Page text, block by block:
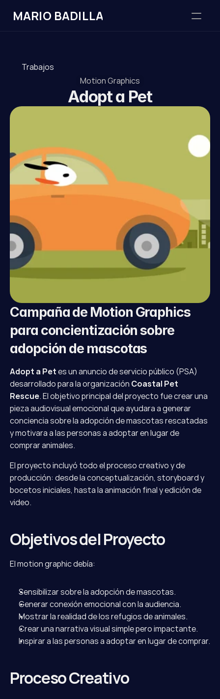
Trabajos
Motion Graphics
Adopt a Pet
Campaña de Motion Graphics
para concientización sobre
adopción de mascotas
Adopt a Pet es un anuncio de servicio público (PSA)
desarrollado para la organización Coastal Pet
Rescue. El objetivo principal del proyecto fue crear una
pieza audiovisual emocional que ayudara a generar
conciencia sobre la adopción de mascotas rescatadas
y motivara a las personas a adoptar en lugar de
comprar animales.
El proyecto incluyó todo el proceso creativo y de
producción: desde la conceptualización, storyboard y
bocetos iniciales, hasta la animación final y edición de
video.
Objetivos del Proyecto
El motion graphic debía:
Sensibilizar sobre la adopción de mascotas.
Generar conexión emocional con la audiencia.
Mostrar la realidad de los refugios de animales.
Crear una narrativa visual simple pero impactante.
Inspirar a las personas a adoptar en lugar de comprar.
Proceso Creativo
MARIO BADILLA
Trabajos